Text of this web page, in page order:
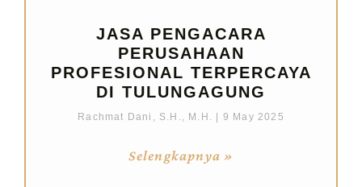
JASA PENGACARA
PERUSAHAAN
PROFESIONAL TERPERCAYA
DI TULUNGAGUNG
Rachmat Dani, S.H., M.H. 9 May 2025
Selengkapnya »